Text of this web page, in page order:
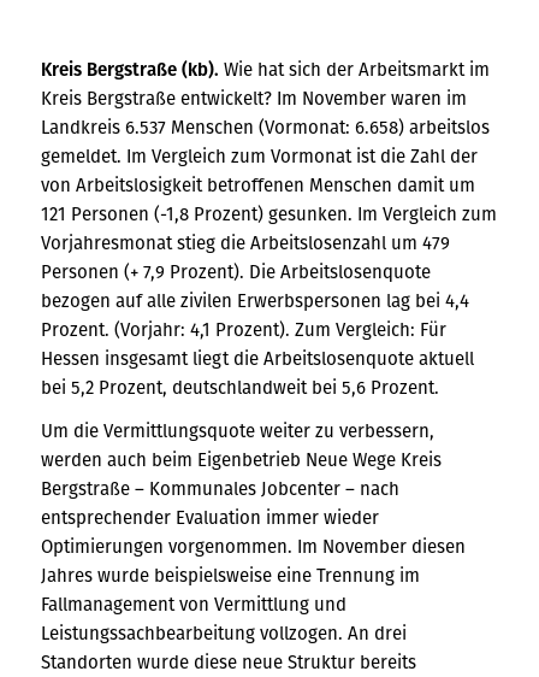
Kreis Bergstraße (kb). Wie hat sich der Arbeitsmarkt im
Kreis Bergstraße entwickelt? Im November waren im
Landkreis 6.537 Menschen (Vormonat: 6.658) arbeitslos
gemeldet. Im Vergleich zum Vormonat ist die Zahl der
von Arbeitslosigkeit betroffenen Menschen damit um
121 Personen (-1,8 Prozent) gesunken. Im Vergleich zum
Vorjahresmonat stieg die Arbeitslosenzahl um 479
Personen (+ 7,9 Prozent). Die Arbeitslosenquote
bezogen auf alle zivilen Erwerbspersonen lag bei 4,4
Prozent. (Vorjahr: 4,1 Prozent). Zum Vergleich: Für
Hessen insgesamt liegt die Arbeitslosenquote aktuell
bei 5,2 Prozent, deutschlandweit bei 5,6 Prozent.
Um die Vermittlungsquote weiter zu verbessern,
werden auch beim Eigenbetrieb Neue Wege Kreis
Bergstraße – Kommunales Jobcenter – nach
entsprechender Evaluation immer wieder
Optimierungen vorgenommen. Im November diesen
Jahres wurde beispielsweise eine Trennung im
Fallmanagement von Vermittlung und
Leistungssachbearbeitung vollzogen. An drei
Standorten wurde diese neue Struktur bereits